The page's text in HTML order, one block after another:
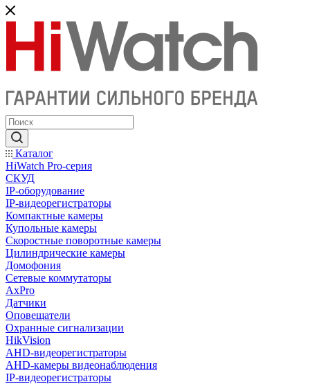
Каталог
HiWatch Pro-серия
CКУД
IP-оборудование
IP-видеорегистраторы
Компактные камеры
Купольные камеры
Скоростные поворотные камеры
Цилиндрические камеры
Домофония
Сетевые коммутаторы
AxPro
Датчики
Оповещатели
Охранные сигнализации
HikVision
AHD-видеорегистраторы
AHD-камеры видеонаблюдения
IP-видеорегистраторы